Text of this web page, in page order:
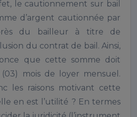
le cautionnement sur bail
d’argent cautionnée par
du bailleur à titre de
du contrat de bail. Ainsi,
que cette somme doit
mois de loyer mensuel.
les raisons motivant cette
en est l’utilité ? En termes